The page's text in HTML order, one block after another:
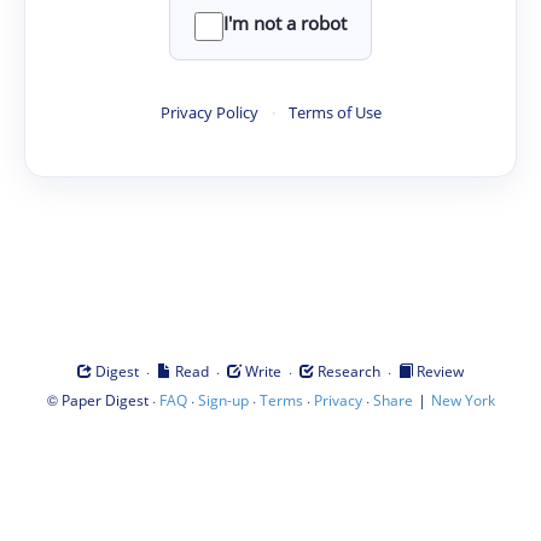
I'm not a robot
Privacy Policy · Terms of Use
Digest · Read · Write · Research ·
Review
© Paper Digest· FAQ·Sign-up·Terms · Privacy·Share | New York